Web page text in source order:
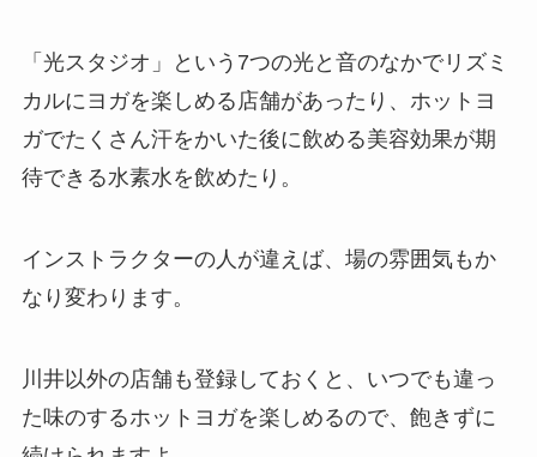
「光スタジオ」
という7つの光と音のなかでリズミ
カルにヨガを楽しめる店舗があったり、ホットヨ
ガでたくさん汗をかいた後に飲める美容効果が期
待できる水素水を飲めたり。
インストラクターの人が違えば、場の雰囲気もか
なり変わります。
川井以外の店舗も登録しておくと、いつでも違っ
た味のするホットヨガを楽しめるので、飽きずに